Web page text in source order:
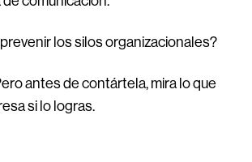
los silos organizacionales?
antes de contártela, mira lo que
si lo logras.